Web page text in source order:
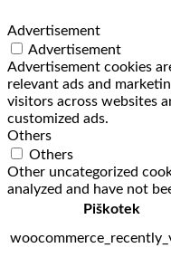
Advertisement
Advertisement
Advertisement cookies
relevant ads and
visitors across websites
customized ads.
Others
Others
Other uncategorized
analyzed and have not
Piškotek